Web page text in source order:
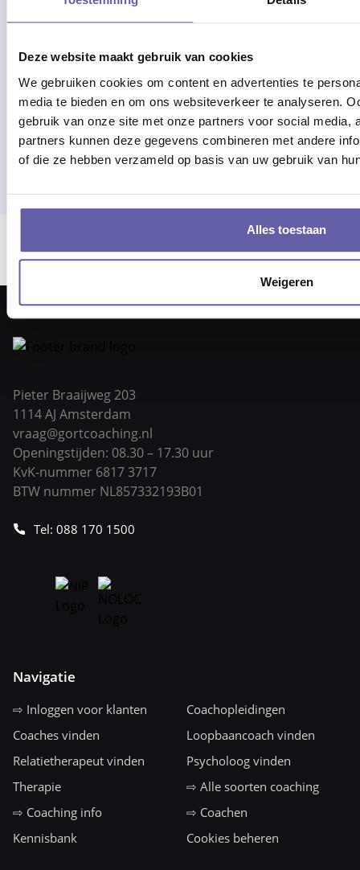
Deze website maakt gebruik van cookies
We gebruiken cookies om content en advertenties te
media te bieden en om ons websiteverkeer te analyseren.
gebruik van onze site met onze partners voor social media,
partners kunnen deze gegevens combineren met andere
of die ze hebben verzameld op basis van uw gebruik van
Alles toestaan
Weigeren
Advies of hulp nodig?
Alle werkdagen op kantooruren
bereikbaar!
Of bel 088 - 170 1500
Er ging iets mis bij het laden van locaties.
Pieter Braaijweg 203
1114 AJ Amsterdam
vraag@gortcoaching.nl
Openingstijden: 08.30 – 17.30 uur
KvK-nummer 6817 3717
BTW nummer NL857332193B01
Tel: 088 170 1500
Navigatie
⇨ Inloggen voor klanten
Coachopleidingen
Coaches vinden
Loopbaancoach vinden
Relatietherapeut vinden
Psycholoog vinden
Therapie
⇨ Alle soorten coaching
⇨ Coaching info
⇨ Coachen
Kennisbank
Cookies beheren